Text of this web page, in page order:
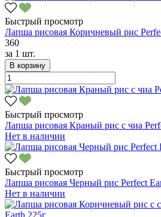
Быстрый просмотр
Лапша рисовая Коричневый рис
360
за 1 шт.
В корзину
Быстрый просмотр
Лапша рисовая Краный рис с чиа
Нет в наличии
Быстрый просмотр
Лапша рисовая Черный рис Perfect
Нет в наличии